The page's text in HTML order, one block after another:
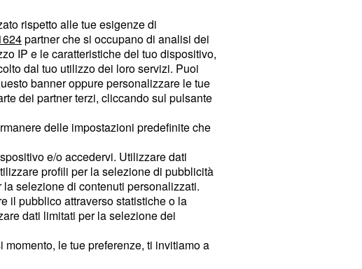
rispetto alle tue esigenze di
partner che si occupano di analisi dei
IP e le caratteristiche del tuo dispositivo,
dal tuo utilizzo dei loro servizi. Puoi
banner oppure personalizzare le tue
dei partner terzi, cliccando sul pulsante
delle impostazioni predefinite che
e/o accedervi. Utilizzare dati
profili per la selezione di pubblicità
selezione di contenuti personalizzati.
il pubblico attraverso statistiche o la
dati limitati per la selezione dei
le tue preferenze, ti invitiamo a